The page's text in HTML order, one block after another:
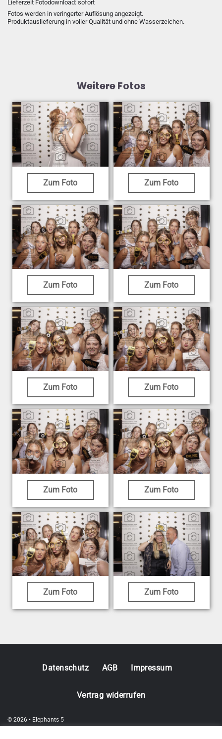
Lieferzeit Fotodownload: sofort
Fotos werden in veringerter Auflösung angezeigt.
Produktauslieferung in voller Qualität und ohne Wasserzeichen.
Weitere Fotos
Zum Foto Zum Foto
Zum Foto Zum Foto
Zum Foto Zum Foto
Zum Foto Zum Foto
Zum Foto Zum Foto
© 2026 • Elephants 5
Datenschutz AGB Impressum
Vertrag widerrufen